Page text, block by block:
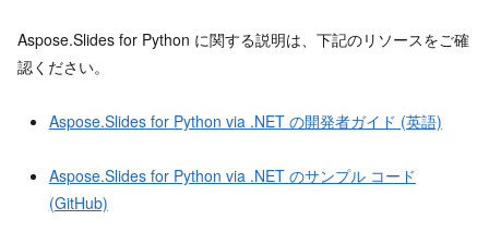
Aspose.Slides for Python に関する説明は、下記のリソースをご確
認ください。
Aspose.Slides for Python via .NET の開発者ガイド (英語)
Aspose.Slides for Python via .NET のサンプル コード
(GitHub)